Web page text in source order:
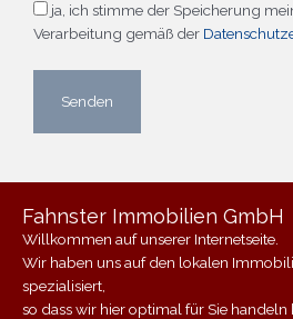
ja, ich stimme der Speicherung
Verarbeitung gemäß der
Fahnster Immobilien GmbH
Willkommen auf unserer Internetseite.
Wir haben uns auf den lokalen
spezialisiert,
so dass wir hier optimal für Sie handeln